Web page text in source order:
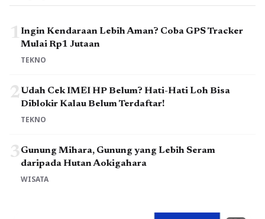
1Ingin Kendaraan Lebih Aman? Coba GPS Tracker
Mulai Rp1 Jutaan
TEKNO
2Udah Cek IMEI HP Belum? Hati-Hati Loh Bisa
Diblokir Kalau Belum Terdaftar!
TEKNO
3Gunung Mihara, Gunung yang Lebih Seram
daripada Hutan Aokigahara
WISATA